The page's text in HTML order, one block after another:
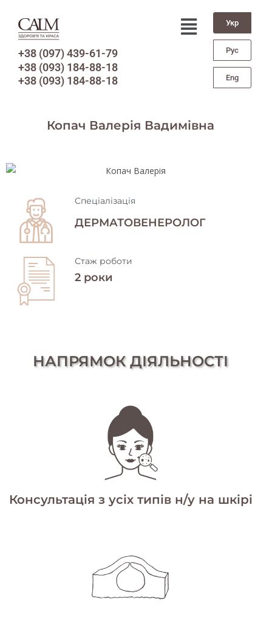
Укр
Рус
Eng
+38 (097) 439-61-79
+38 (093) 184-88-18
+38 (093) 184-88-18
Копач Валерія Вадимівна
Спеціалізація
ДЕРМАТОВЕНЕРОЛОГ
Стаж роботи
2 роки
НАПРЯМОК ДІЯЛЬНОСТІ
Консультація з усіх типів н/у на шкірі